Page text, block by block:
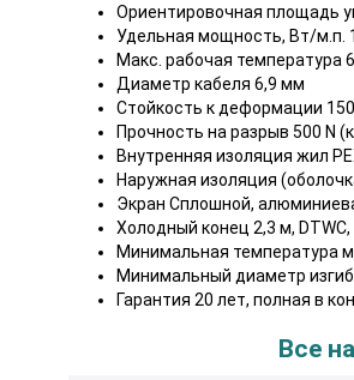
Ориентировочная площадь
Удельная мощность, Вт/м.п.
Макс. рабочая температура
Диаметр кабеля 6,9 мм
Стойкость к деформации
Прочность на разрыв 500 N
Внутренняя изоляция жил
Наружная изоляция
Экран Сплошной,
Холодный конец 2,3 м,
Минимальная температура
Минимальный диаметр
Гарантия 20 лет, полная в
Все